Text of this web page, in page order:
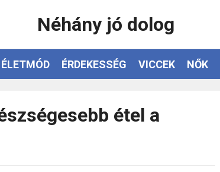
Néhány jó dolog
ÉLETMÓD ÉRDEKESSÉG VICCEK NŐK
étel a